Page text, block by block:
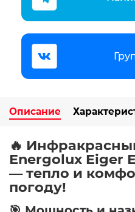
Описание
🔥
Energolux Eiger
— тепло и
погоду!